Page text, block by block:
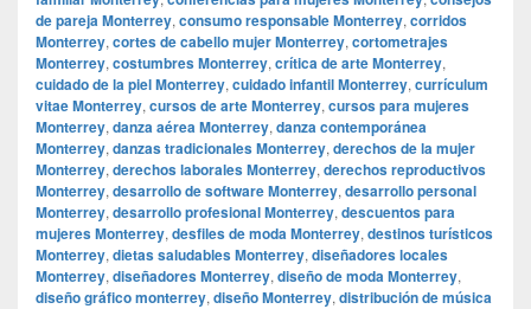
de pareja Monterrey, consumo responsable Monterrey, corridos
Monterrey, cortes de cabello mujer Monterrey, cortometrajes
Monterrey, costumbres Monterrey, crítica de arte Monterrey,
cuidado de la piel Monterrey, cuidado infantil Monterrey, currículum
vitae Monterrey, cursos de arte Monterrey, cursos para mujeres
Monterrey, danza aérea Monterrey, danza contemporánea
Monterrey, danzas tradicionales Monterrey, derechos de la mujer
Monterrey, derechos laborales Monterrey, derechos reproductivos
Monterrey, desarrollo de software Monterrey, desarrollo personal
Monterrey, desarrollo profesional Monterrey, descuentos para
mujeres Monterrey, desfiles de moda Monterrey, destinos turísticos
Monterrey, dietas saludables Monterrey, diseñadores locales
Monterrey, diseñadores Monterrey, diseño de moda Monterrey,
diseño gráfico monterrey, diseño Monterrey, distribución de música